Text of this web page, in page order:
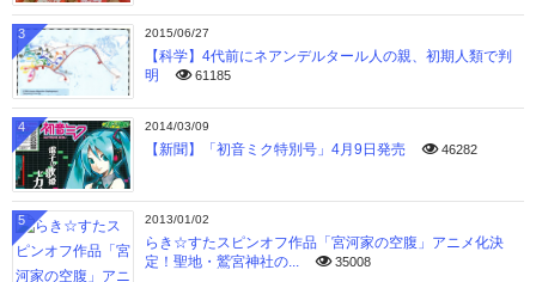
2015/06/27
【科学】4代前にネアンデルタール人の親、初期人類で判
明
61185
3
2014/03/09
【新聞】「初音ミク特別号」4月9日発売 46282
4
2013/01/02
らき☆すたスピンオフ作品「宮河家の空腹」アニメ化決
定！聖地・鷲宮神社の...
35008
5